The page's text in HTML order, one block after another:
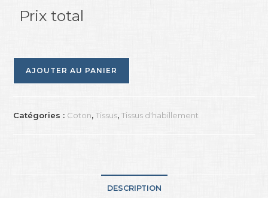
Prix total
AJOUTER AU PANIER
Catégories : Coton,Tissus,Tissus d'habillement
DESCRIPTION